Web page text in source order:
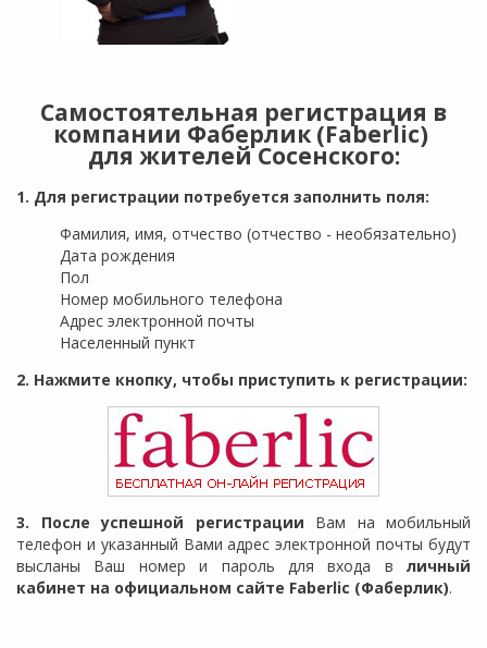
Самостоятельная регистрация в
компании Фаберлик (Faberlic)
для жителейСосенского:
1. Для регистрации потребуется заполнить поля:
Фамилия, имя, отчество (отчество - необязательно)
Дата рождения
Пол
Номер мобильного телефона
Адрес электронной почты
Населенный пункт
2. Нажмите кнопку, чтобы приступить к регистрации:
3. После успешной регистрации Вам на мобильный
телефон и указанный Вами адрес электронной почты будут
высланы Ваш номер и пароль для входа в личный
кабинет на официальном сайте Faberlic (Фаберлик).